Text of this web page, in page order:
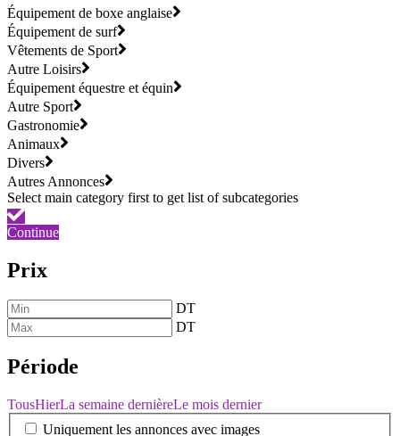
Équipement de boxe anglaise
Équipement de surf
Vêtements de Sport
Autre Loisirs
Équipement équestre et équin
Autre Sport
Gastronomie
Animaux
Divers
Autres Annonces
Continue
Prix
DT
DT
Période
TousHierLa semaine dernièreLe mois dernier
Uniquement les annonces avec images